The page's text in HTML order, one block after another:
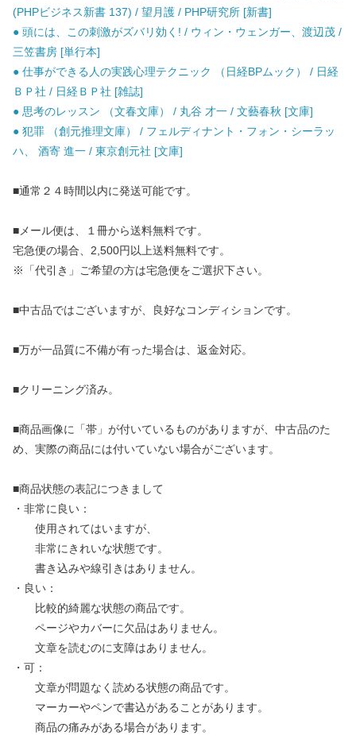
(PHPビジネス新書 137) / 望月護 / PHP研究所 [新書]
● 頭には、この刺激がズバリ効く! / ウィン・ウェンガー、渡辺茂 /
三笠書房 [単行本]
● 仕事ができる人の実践心理テクニック （日経BPムック） / 日経
ＢＰ社 / 日経ＢＰ社 [雑誌]
● 思考のレッスン （文春文庫） / 丸谷 才一 / 文藝春秋 [文庫]
● 犯罪 （創元推理文庫） / フェルディナント・フォン・シーラッ
ハ、 酒寄 進一 / 東京創元社 [文庫]
■通常２４時間以内に発送可能です。
■メール便は、１冊から送料無料です。
宅急便の場合、2,500円以上送料無料です。
※「代引き」ご希望の方は宅急便をご選択下さい。
■中古品ではございますが、良好なコンディションです。
■万が一品質に不備が有った場合は、返金対応。
■クリーニング済み。
■商品画像に「帯」が付いているものがありますが、中古品のた
め、実際の商品には付いていない場合がございます。
■商品状態の表記につきまして
・非常に良い：
使用されてはいますが、
非常にきれいな状態です。
書き込みや線引きはありません。
・良い：
比較的綺麗な状態の商品です。
ページやカバーに欠品はありません。
文章を読むのに支障はありません。
・可：
文章が問題なく読める状態の商品です。
マーカーやペンで書込があることがあります。
商品の痛みがある場合があります。